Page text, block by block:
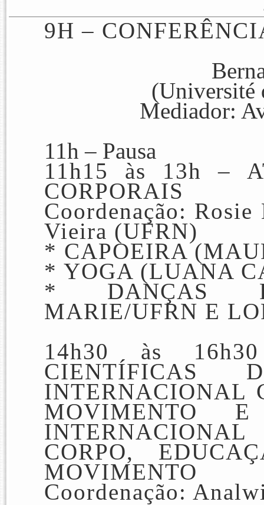
9H –
(Université
Mediador:
11h – Pausa
11h15 às 13h –
CORPORAIS
Coordenação:
Vieira (UFRN)
* CAPOEIRA
* YOGA (LUANA
* DANÇAS
MARIE/UFRN E
14h30 às
CIENTÍFICAS
INTERNACIONAL
MOVIMENTO E
INTERNACIONAL
CORPO,
MOVIMENTO
Coordenação: